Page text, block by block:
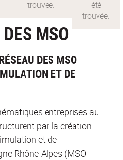
MSO
DES MSO
ET DE
entreprises au
par la création
et de
Rhône-Alpes (MSO-